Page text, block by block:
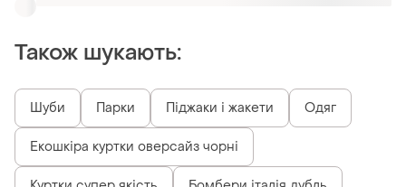
Також шукають:
Шуби Парки Піджаки і жакети Одяг
Екошкіра куртки оверсайз чорні